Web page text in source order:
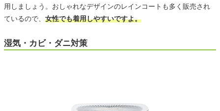
用しましょう。おしゃれなデザインのレインコートも多く販売され
ているので、 女性でも着用しやすいですよ。
湿気・カビ・ダニ対策